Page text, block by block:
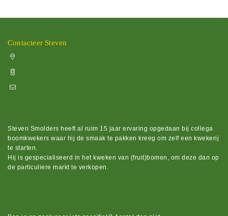
Contacteer Steven
Steven Smolders heeft al ruim 15 jaar ervaring opgedaan bij collega
boomkwekers waar hij de smaak te pakken kreeg om zelf een kwekerij
te starten.
Hij is gespecialiseerd in het kweken van (fruit)bomen, om deze dan op
de particuliere markt te verkopen.